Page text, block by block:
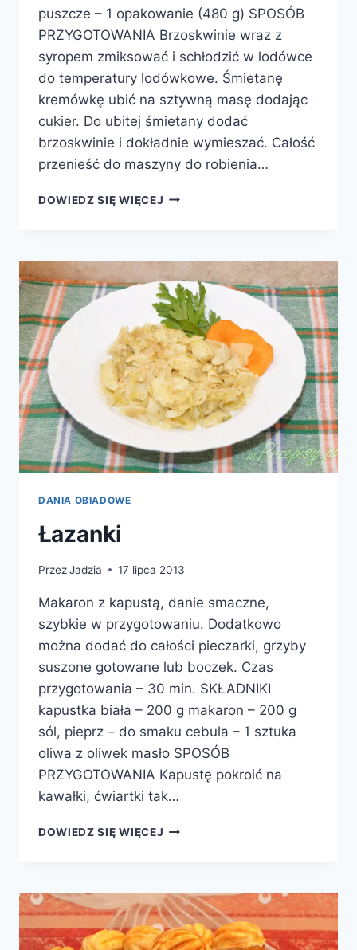
puszcze – 1 opakowanie (480 g) SPOSÓB
PRZYGOTOWANIA Brzoskwinie wraz z
syropem zmiksować i schłodzić w lodówce
do temperatury lodówkowe. Śmietanę
kremówkę ubić na sztywną masę dodając
cukier. Do ubitej śmietany dodać
brzoskwinie i dokładnie wymieszać. Całość
przenieść do maszyny do robienia…
DOWIEDZ SIĘ WIĘCEJ LODY
DANIA OBIADOWE
Łazanki
PrzezJadzia 17 lipca 2013
Makaron z kapustą, danie smaczne,
szybkie w przygotowaniu. Dodatkowo
można dodać do całości pieczarki, grzyby
suszone gotowane lub boczek. Czas
przygotowania – 30 min. SKŁADNIKI
kapustka biała – 200 g makaron – 200 g
sól, pieprz – do smaku cebula – 1 sztuka
oliwa z oliwek masło SPOSÓB
PRZYGOTOWANIA Kapustę pokroić na
kawałki, ćwiartki tak…
DOWIEDZ SIĘ WIĘCEJ ŁAZANKI